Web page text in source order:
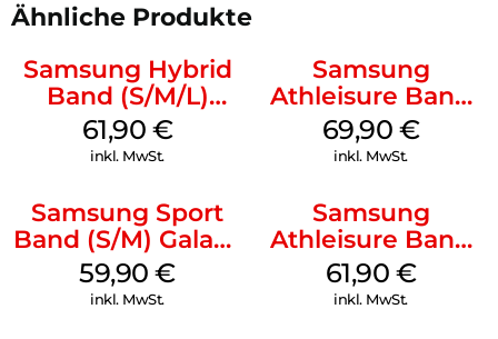
Ähnliche Produkte
Samsung Hybrid
Band (S/M/L)
Galaxy
Watch8/Watch8
61,90 €
inkl. MwSt.
Samsung
Athleisure Band
(M/L) Galaxy
Watch8/Watch8
69,90 €
inkl. MwSt.
Samsung Sport
Band (S/M) Galaxy
Watch8/Watch8
Classic White
59,90€
inkl. MwSt.
Samsung
Athleisure Band
(M/L) Galaxy
Watch8/Watch8
61,90 €
inkl. MwSt.